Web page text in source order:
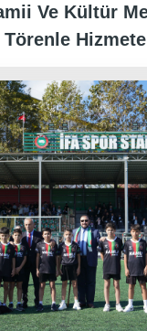
Ve Kültür
Hizmete